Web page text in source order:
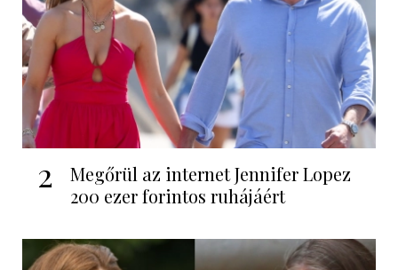
2
Megőrül az internet Jennifer Lopez
200 ezer forintos ruhájáért